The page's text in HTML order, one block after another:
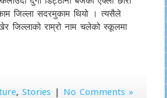
जिल्ला सदरमुकाम थियो । त्यसैले
जिल्लाको राम्रो नाम चलेको स्कूलमा
,Stories | No Comments »